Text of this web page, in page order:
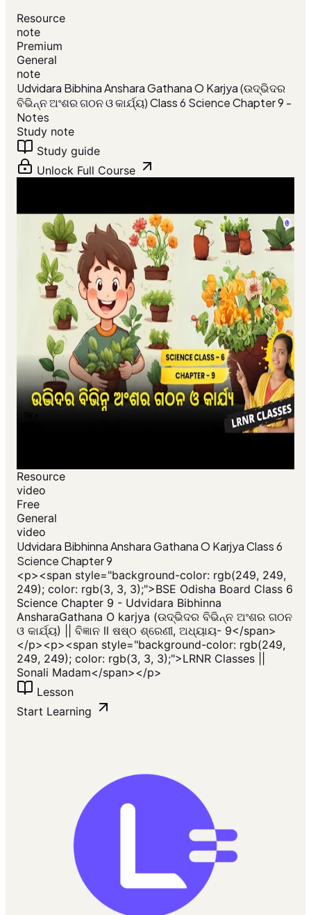
Resource
note
Premium
General
note
Udvidara Bibhina Anshara Gathana O Karjya (ଉଦ୍ଭିଦର
ବିଭିନ୍ନ ଅଂଶର ଗଠନ ଓ କାର୍ଯ୍ୟ) Class 6 Science Chapter 9 -
Notes
Study note
Study guide
Unlock Full Course
Resource
video
Free
General
video
Udvidara Bibhinna Anshara Gathana O Karjya Class 6
Science Chapter 9
<p><span style="background-color: rgb(249, 249,
249); color: rgb(3, 3, 3);">BSE Odisha Board Class 6
Science Chapter 9 - Udvidara Bibhinna
AnsharaGathana O karjya (ଉଦ୍ଭିଦର ବିଭିନ୍ନ ଅଂଶର ଗଠନ
ଓ କାର୍ଯ୍ୟ) || ବିଜ୍ଞାନ ll ଷଷ୍ଠ ଶ୍ରେଣୀ, ଅଧ୍ୟାୟ- 9</span>
</p><p><span style="background-color: rgb(249,
249, 249); color: rgb(3, 3, 3);">LRNR Classes ||
Sonali Madam</span></p>
Lesson
Start Learning